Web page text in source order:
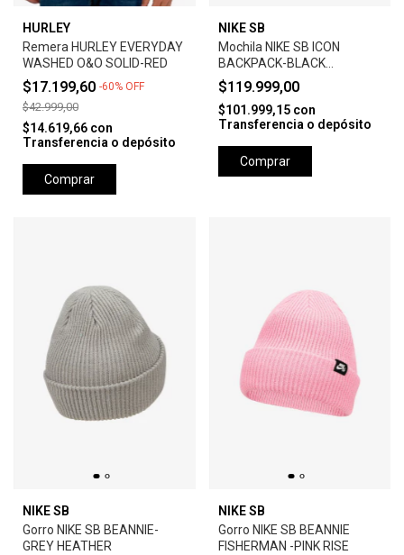
HURLEY
Remera HURLEY EVERYDAY
WASHED O&O SOLID-RED
$17.199,60 -60% OFF
$42.999,00
$14.619,66 con
Transferencia o depósito
Comprar
NIKE SB
Mochila NIKE SB ICON
BACKPACK-BLACK
ANTHRACITE
$119.999,00
$101.999,15 con
Transferencia o depósito
Comprar
NIKE SB
Gorro NIKE SB BEANNIE-
GREY HEATHER
NIKE SB
Gorro NIKE SB BEANNIE
FISHERMAN -PINK RISE